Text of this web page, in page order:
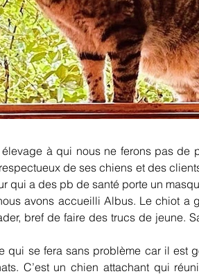
à qui nous ne ferons pas de
de ses chiens et des
qui a des pb de santé porte un
avons accueilli Albus. Le chiot a
bref de faire des trucs de jeune.
se fera sans problème car il est
C’est un chien attachant qui